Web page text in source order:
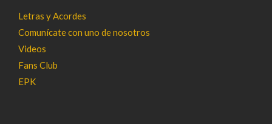
Letras y Acordes
Comunícate con uno de nosotros
Videos
Fans Club
EPK